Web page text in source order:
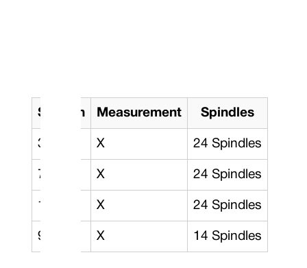
Section Measurement Spindles
3/8” X 24 Spindles
7/16” X 24 Spindles
1/2” X 24 Spindles
9/16” X 14 Spindles